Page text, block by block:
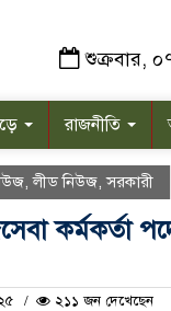
শুক্রবার,
রাজনীতি
,লীড নিউজ ,সরকারী
কর্মকর্তা
২১১ জন দেখেছেন